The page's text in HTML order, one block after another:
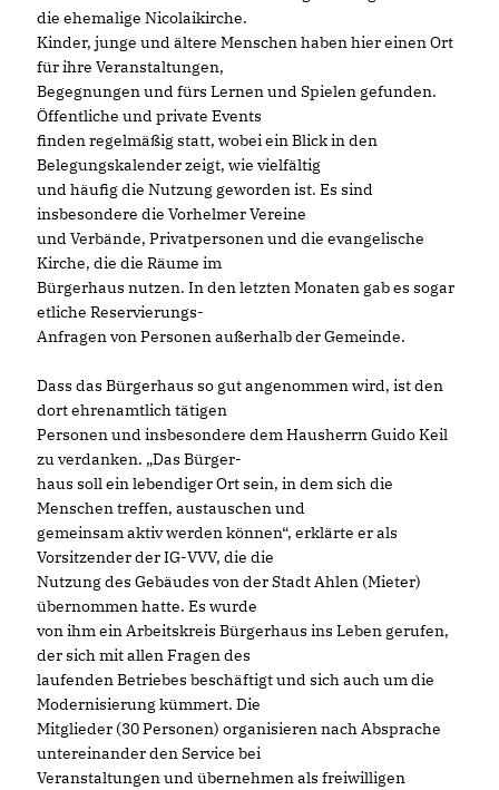
die ehemalige Nicolaikirche.
Kinder, junge und ältere Menschen haben hier einen Ort
für ihre Veranstaltungen,
Begegnungen und fürs Lernen und Spielen gefunden.
Öffentliche und private Events
finden regelmäßig statt, wobei ein Blick in den
Belegungskalender zeigt, wie vielfältig
und häufig die Nutzung geworden ist. Es sind
insbesondere die Vorhelmer Vereine
und Verbände, Privatpersonen und die evangelische
Kirche, die die Räume im
Bürgerhaus nutzen. In den letzten Monaten gab es sogar
etliche Reservierungs-
Anfragen von Personen außerhalb der Gemeinde.
Dass das Bürgerhaus so gut angenommen wird, ist den
dort ehrenamtlich tätigen
Personen und insbesondere dem Hausherrn Guido Keil
zu verdanken. „Das Bürger-
haus soll ein lebendiger Ort sein, in dem sich die
Menschen treffen, austauschen und
gemeinsam aktiv werden können“, erklärte er als
Vorsitzender der IG-VVV, die die
Nutzung des Gebäudes von der Stadt Ahlen (Mieter)
übernommen hatte. Es wurde
von ihm ein Arbeitskreis Bürgerhaus ins Leben gerufen,
der sich mit allen Fragen des
laufenden Betriebes beschäftigt und sich auch um die
Modernisierung kümmert. Die
Mitglieder (30 Personen) organisieren nach Absprache
untereinander den Service bei
Veranstaltungen und übernehmen als freiwilligen